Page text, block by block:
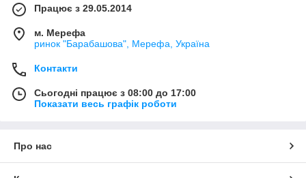
Працює з 29.05.2014
м. Мерефа
ринок "Барабашова", Мерефа, Україна
Контакти
Сьогодні працює з 08:00 до 17:00
Показати весь графік роботи
Про нас